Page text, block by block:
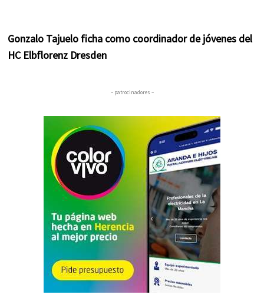
Gonzalo Tajuelo ficha como coordinador de jóvenes del
HC Elbflorenz Dresden
– patrocinadores –